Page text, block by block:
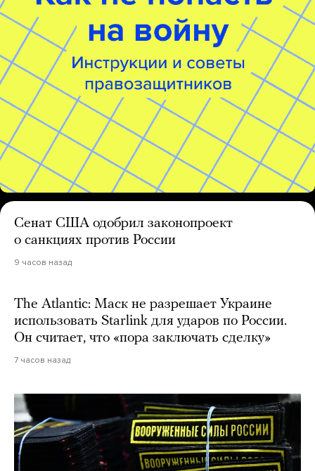
Сенат США одобрил законопроект
о санкциях против России
9 часов назад
The Atlantic: Маск не разрешает Украине
использовать Starlink для ударов по России.
Он считает, что «пора заключать сделку»
7 часов назад